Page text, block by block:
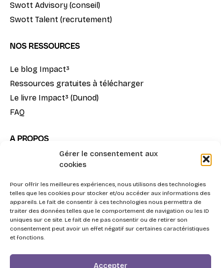
Gérer le consentement aux
cookies
Pour offrir les meilleures expériences, nous utilisons des technologies
telles que les cookies pour stocker et/ou accéder aux informations des
appareils. Le fait de consentir à ces technologies nous permettra de
traiter des données telles que le comportement de navigation ou les ID
uniques sur ce site. Le fait de ne pas consentir ou de retirer son
consentement peut avoir un effet négatif sur certaines caractéristiques
et fonctions.
Accepter
Swott Advisory (conseil)
Swott Talent (recrutement)
NOS RESSOURCES
Le blog Impact³
Ressources gratuites à télécharger
Le livre Impact³ (Dunod)
FAQ
A PROPOS
Notre mission
Nous contacter
2026 - Swott, l'Agentic Procurement System pour la